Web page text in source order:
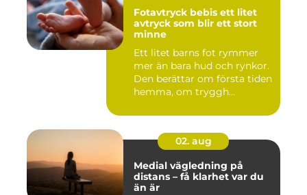
Fotavtryck bebis ett litet
avtryck som blir ett stort
minne
Ett litet barns fot rymmer
mer än bara hud och rynkor.
Den berättar om första tiden
hemma, om tryggh...
02. aug
Medial vägledning på
distans – få klarhet var du
än är